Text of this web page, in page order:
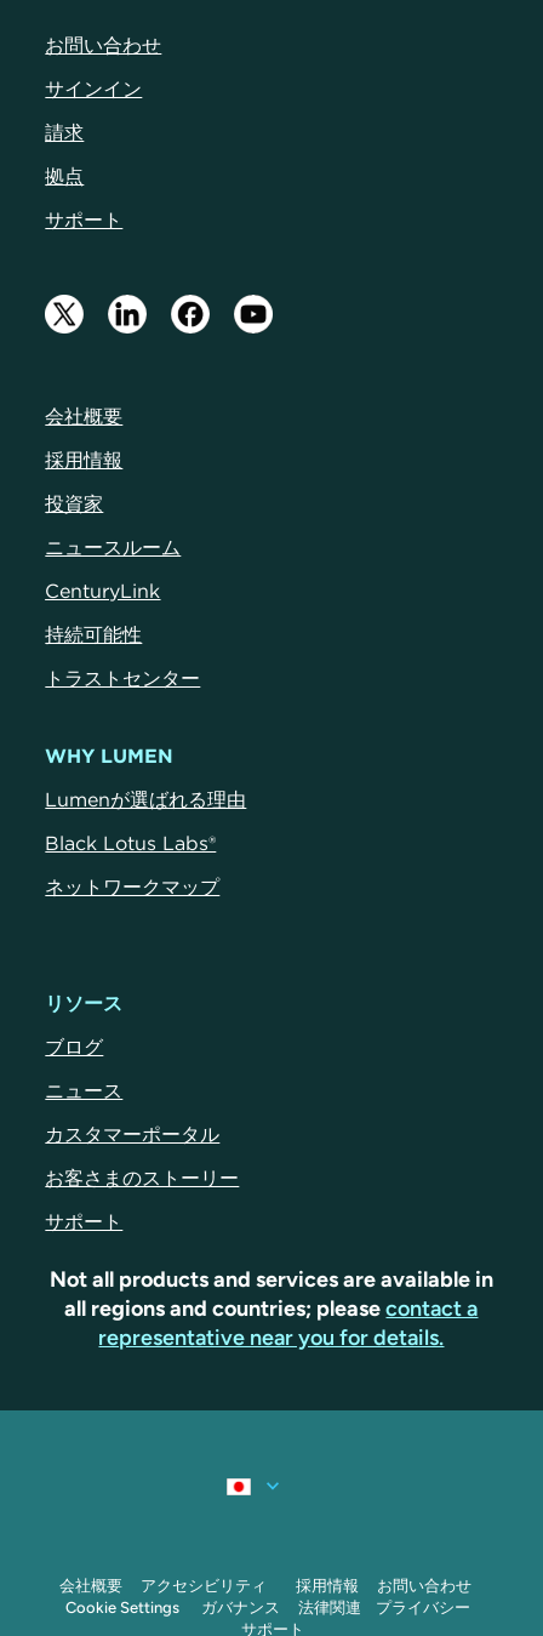
お問い合わせ
サインイン
請求
拠点
サポート
会社概要
採用情報
投資家
ニュースルーム
CenturyLink
持続可能性
トラストセンター
WHY LUMEN
Lumenが選ばれる理由
Black Lotus Labs®
ネットワークマップ
リソース
ブログ
ニュース
カスタマーポータル
お客さまのストーリー
サポート
Not all products and services are available in
all regions and countries; pleasecontact a
representative near you for details.
会社概要 アクセシビリティ 採用情報
お問い合わせ
Cookie Settings
ガバナンス 法律関連
プライバシー
サポート